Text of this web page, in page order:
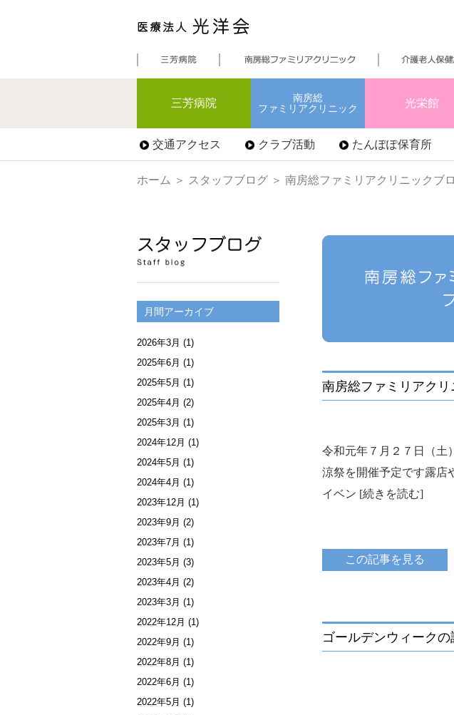
三芳病院
南房総
ファミリアクリニック
光栄館
交通アクセス クラブ活動 たんぽぽ保育所
ホーム ＞ スタッフブログ ＞ 南房総ファミリアクリニックブ
月間アーカイブ
2026年3月 (1)
2025年6月 (1)
2025年5月 (1)
2025年4月 (2)
2025年3月 (1)
2024年12月 (1)
2024年5月 (1)
2024年4月 (1)
2023年12月 (1)
2023年9月 (2)
2023年7月 (1)
2023年5月 (3)
2023年4月 (2)
2023年3月 (1)
2022年12月 (1)
2022年9月 (1)
2022年8月 (1)
2022年6月 (1)
2022年5月 (1)
南房総ファミリアク
令和元年７月２７日（土
涼祭を開催予定です露店
イベン [続きを読む]
この記事を見る
ゴールデンウィーク